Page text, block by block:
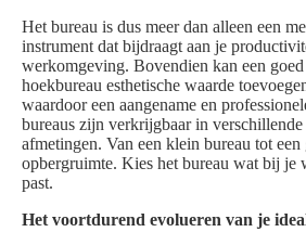
Het bureau is dus meer dan alleen een
instrument dat bijdraagt aan je
werkomgeving. Bovendien kan een
hoekbureau esthetische waarde
waardoor een aangename en
bureaus zijn verkrijgbaar in
afmetingen. Van een klein bureau tot
opbergruimte. Kies het bureau wat bij je
past.
Het voortdurend evolueren van je